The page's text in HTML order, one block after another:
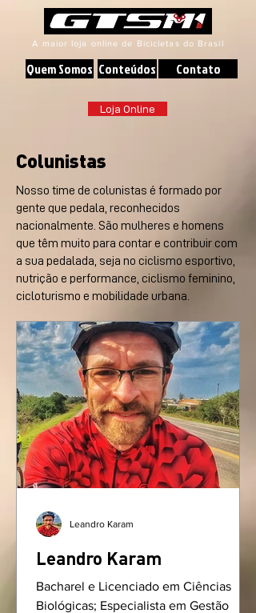
A maior loja online de Bicicletas do Brasil
Quem Somos Conteúdos Contato
Loja Online
Colunistas
Nosso time de colunistas é formado por
gente que pedala, reconhecidos
nacionalmente. São mulheres e homens
que têm muito para contar e contribuir com
a sua pedalada, seja no ciclismo esportivo,
nutrição e performance, ciclismo feminino,
cicloturismo e mobilidade urbana.
Leandro Karam
Bacharel e Licenciado em Ciências
Biológicas; Especialista em Gestão
Leandro Karam